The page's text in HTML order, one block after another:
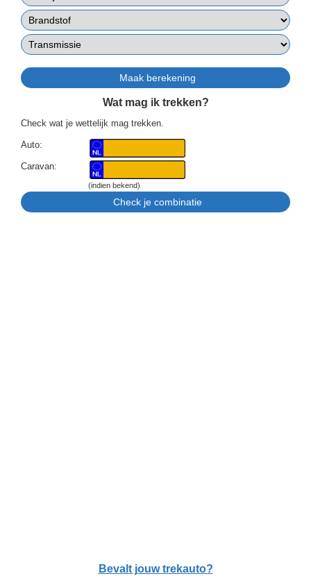
Wat mag ik trekken?
Check wat je wettelijk mag trekken.
Auto:
Caravan:
(indien bekend)
Bevalt jouw trekauto?